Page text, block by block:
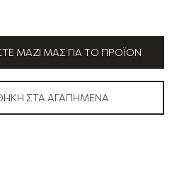
ΜΑΖΊ ΜΑΣ ΓΙΑ ΤΟ ΠΡΟΪΌΝ
ΣΤΑ ΑΓΑΠΗΜΈΝΑ